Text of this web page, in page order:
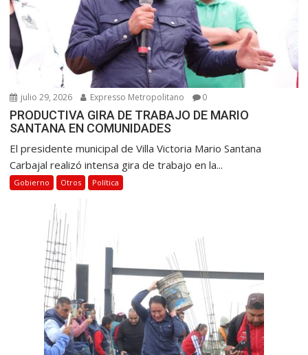
julio 29, 2026 Expresso Metropolitano 0
PRODUCTIVA GIRA DE TRABAJO DE MARIO
SANTANA EN COMUNIDADES
El presidente municipal de Villa Victoria Mario Santana
Carbajal realizó intensa gira de trabajo en la...
Gobierno Otros Política